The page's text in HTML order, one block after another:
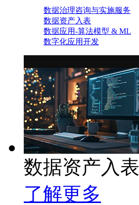
数据治理咨询与实施服务
数据资产入表
数据应用-算法模型 & ML
数字化应用开发
数据资产入表
了解更多